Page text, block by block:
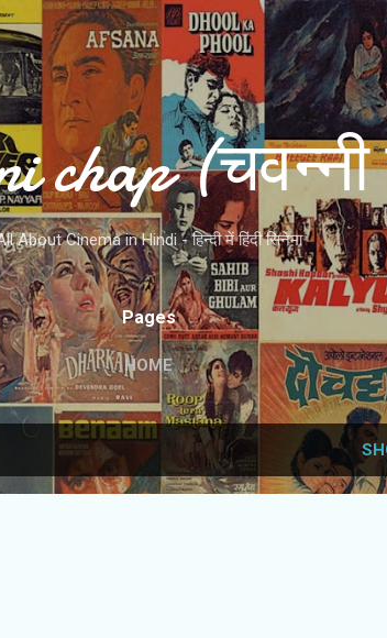
Skip to main content
chap
About Cinema in Hindi - हिन्दी में हिंदी सिनेमा
Pages
HOME